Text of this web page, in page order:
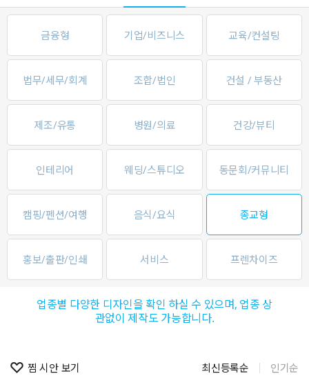
금융형 기업/비즈니스 교육/컨설팅
법무/세무/회계 조합/법인 건설 / 부동산
제조/유통 병원/의료 건강/뷰티
인테리어 웨딩/스튜디오 동문회/커뮤니티
캠핑/펜션/여행 음식/요식 종교형
홍보/출판/인쇄 서비스 프렌차이즈
업종별 다양한 디자인을 확인 하실 수 있으며, 업종 상
관없이 제작도 가능합니다.
찜 시안 보기 최신등록순 인기순